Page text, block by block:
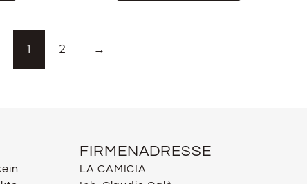
1 2 →
FIRMENADRESSE
LA CAMICIA